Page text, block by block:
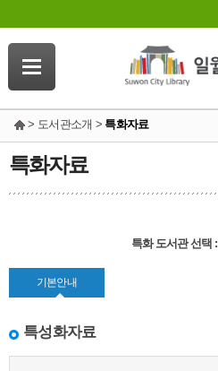
> 도서관소개 > 특화자료
특화자료
특화 도서관 선택 :
기본안내
특성화자료